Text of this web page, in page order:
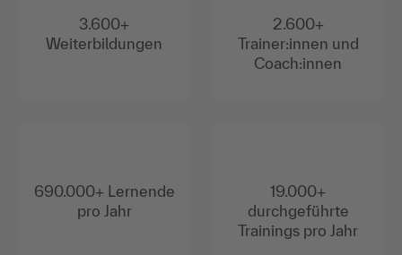
3.600+
Weiterbildungen
690.000+ Lernende
pro Jahr
2.600+
Trainer:innen und
Coach:innen
19.000+
durchgeführte
Trainings pro Jahr